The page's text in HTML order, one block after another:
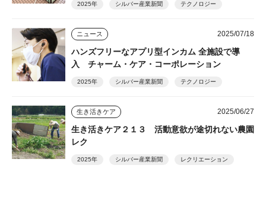
2025年 シルバー産業新聞 テクノロジー
ニュース 2025/07/18
ハンズフリーなアプリ型インカム 全施設で導
入 チャーム・ケア・コーポレーション
2025年 シルバー産業新聞 テクノロジー
生き活きケア 2025/06/27
生き活きケア２１３ 活動意欲が途切れない農園
レク
2025年 シルバー産業新聞 レクリエーション